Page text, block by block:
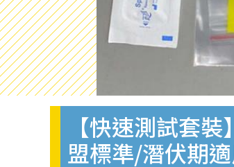
【快速測試套
盟標準/潛伏期